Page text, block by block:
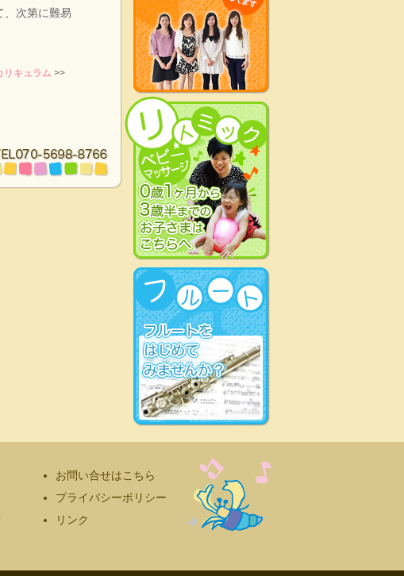
、次第に難易
リキュラム >>
お問い合せはこちら
プライバシーポリシー
リンク